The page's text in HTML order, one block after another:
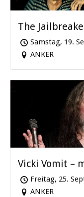
The
Samstag, 19.
ANKER
Vicki Vomit –
Freitag, 25.
ANKER